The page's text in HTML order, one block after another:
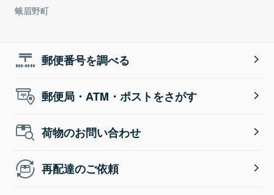
蛾眉野町
郵便番号を調べる
郵便局・ATM・ポストをさがす
荷物のお問い合わせ
再配達のご依頼